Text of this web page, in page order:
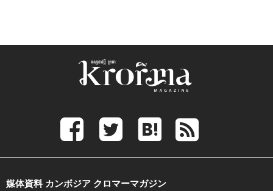
媒体資料 カンボジア クロマーマガジン